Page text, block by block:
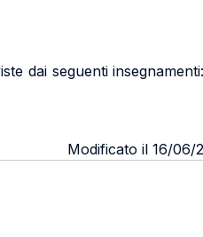
dai seguenti
Modificato il 16/06/